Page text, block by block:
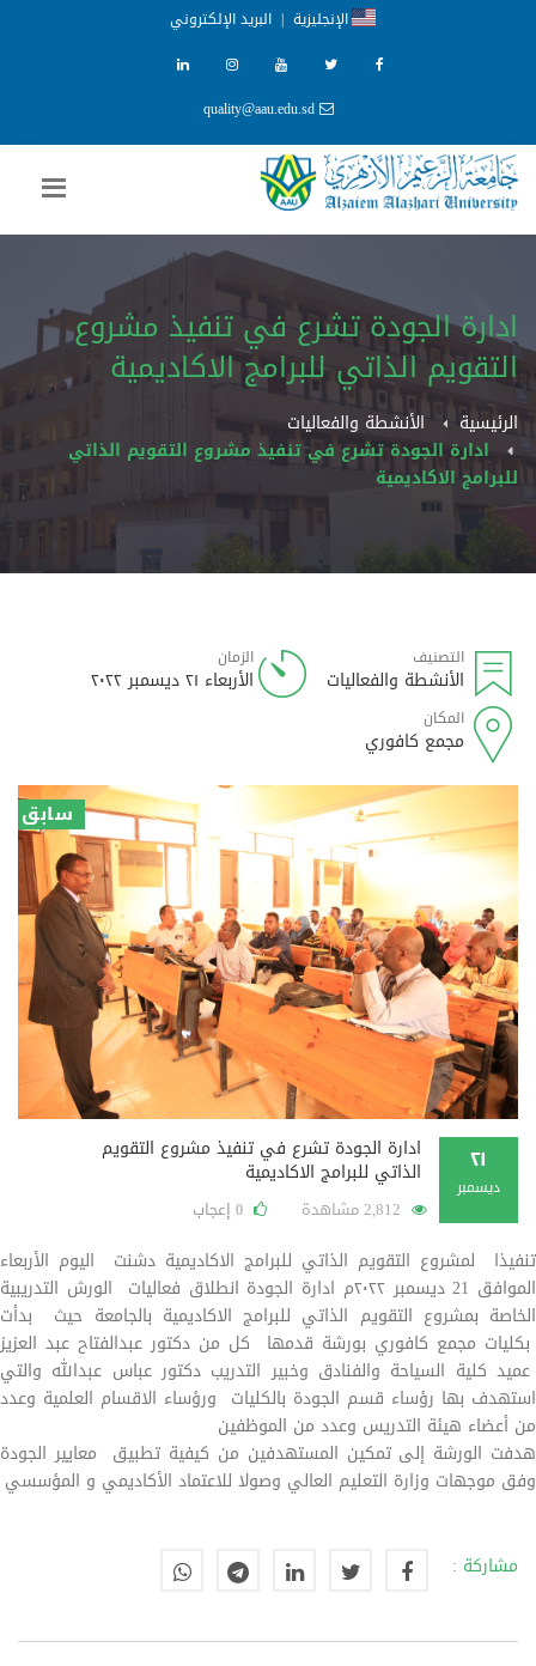
الإنجليزية | البريد الإلكتروني
quality@aau.edu.sd
ادارة الجودة تشرع في تنفيذ مشروع
التقويم الذاتي للبرامج الاكاديمية
الرئيسية
الأنشطة والفعاليات
ادارة الجودة تشرع في تنفيذ مشروع التقويم الذاتي
للبرامج الاكاديمية
التصنيف
الأنشطة والفعاليات
الزمان
الأربعاء ٢١ ديسمبر ٢٠٢٢
المكان
مجمع كافوري
سابق
٢١
ديسمبر
ادارة الجودة تشرع في تنفيذ مشروع التقويم
الذاتي للبرامج الاكاديمية
0 إعجاب
تنفيذا لمشروع التقويم الذاتي للبرامج الاكاديمية دشنت اليوم الأربعاء
الموافق 21 ديسمبر ٢٠٢٢م ادارة الجودة انطلاق فعاليات الورش التدريبية
الخاصة بمشروع التقويم الذاتي للبرامج الاكاديمية بالجامعة حيث بدأت
بكليات مجمع كافوري بورشة قدمها كل من دكتور عبدالفتاح عبد العزيز
عميد كلية السياحة والفنادق وخبير التدريب دكتور عباس عبدالله والتي
استهدف بها رؤساء قسم الجودة بالكليات ورؤساء الاقسام العلمية وعدد
من أعضاء هيئة التدريس وعدد من الموظفين
هدفت الورشة إلى تمكين المستهدفين من كيفية تطبيق معايير الجودة
وفق موجهات وزارة التعليم العالي وصولا للاعتماد الأكاديمي و المؤسسي
مشاركة :